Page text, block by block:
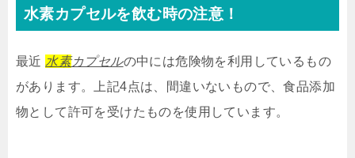
水素カプセルを飲む時の注意！
最近 水素カプセルの中には危険物を利用しているもの
があります。上記4点は、間違いないもので、食品添加
物として許可を受けたものを使用しています。